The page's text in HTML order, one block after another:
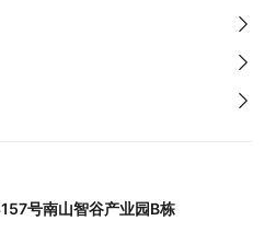
号南山智谷产业园B栋